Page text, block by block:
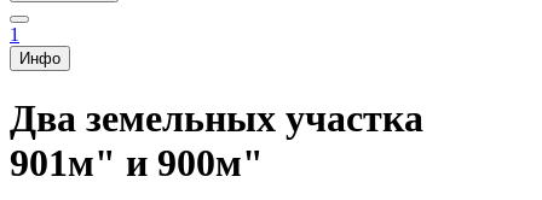
1
Инфо
Два земельных участка
901м" и 900м"